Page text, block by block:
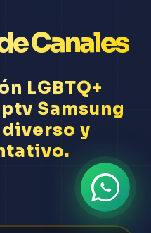
Canales
LGBTQ+
Samsung
y